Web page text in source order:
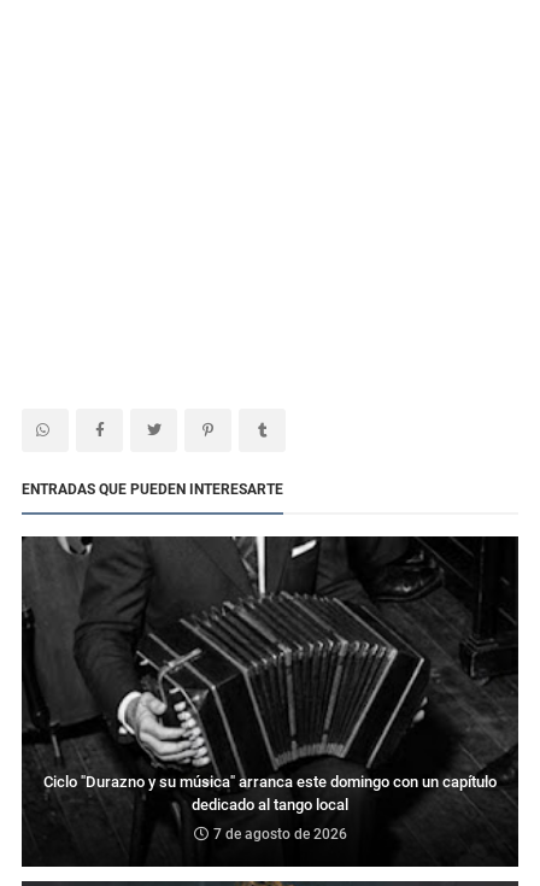
ENTRADAS QUE PUEDEN INTERESARTE
Ciclo "Durazno y su música" arranca este domingo con un capítulo
dedicado al tango local
7 de agosto de 2026